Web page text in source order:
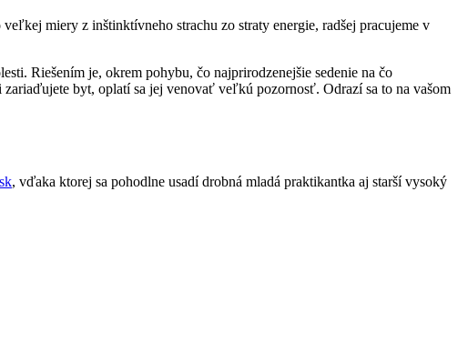
miery z inštinktívneho strachu zo straty energie, radšej pracujeme v
Riešením je, okrem pohybu, čo najprirodzenejšie sedenie na čo
byt, oplatí sa jej venovať veľkú pozornosť. Odrazí sa to na vašom
, vďaka ktorej sa pohodlne usadí drobná mladá praktikantka aj starší vysoký